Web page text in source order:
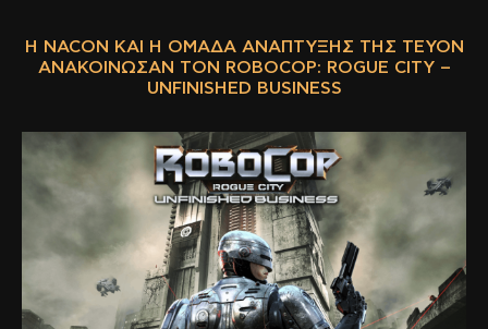
Η NACON ΚΑΙ Η ΟΜΆΔΑ ΑΝΆΠΤΥΞΗΣ ΤΗΣ TEYON
ΑΝΑΚΟΊΝΩΣΑΝ ΤΟΝ ROBOCOP: ROGUE CITY –
UNFINISHED BUSINESS